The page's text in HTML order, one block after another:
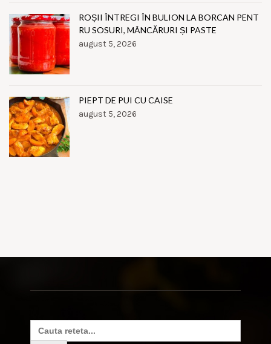
ROȘII ÎNTREGI ÎN BULION LA BORCAN PENT
RU SOSURI, MÂNCĂRURI ȘI PASTE
august 5, 2026
PIEPT DE PUI CU CAISE
august 5, 2026
Search
for: